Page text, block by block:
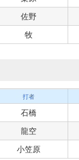
佐野
牧
打者
石橋
龍空
小笠原